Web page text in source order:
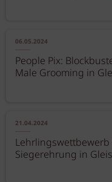
06.05.2024
People Pix:
Male Grooming in
21.04.2024
Lehrlingswettbewerb
Siegerehrung in